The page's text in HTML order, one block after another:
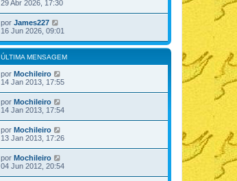
29 Abr 2026, 17:30
por James227
16 Jun 2026, 09:01
ÚLTIMA MENSAGEM
por Mochileiro
14 Jan 2013, 17:55
por Mochileiro
14 Jan 2013, 17:54
por Mochileiro
13 Jan 2013, 17:26
por Mochileiro
04 Jun 2012, 20:54